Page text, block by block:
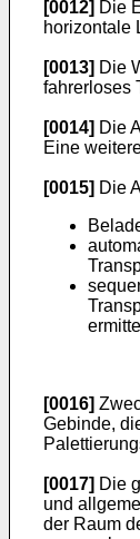
[0012] Die
horizontale
[0013] Die
fahrerloses
[0014] Die
Eine
[0015] Die
[0016]
Gebinde,
[0017] Die
und
der Raum